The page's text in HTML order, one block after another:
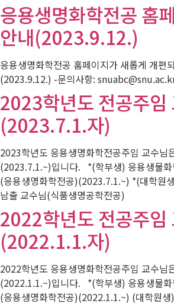
응용생명화학전공 홈
안내(2023.9.12.)
응용생명화학전공 홈페이지가 새롭게 개편
(2023.9.12.) -문의사항:
2023학년도 전공주임
(2023.7.1.자)
2023학년도 응용생명화학전공주임 교수님
(2023.7.1.~)입니다. *(학부생) 응용생물화
(응용생명화학전공)(2023.7.1.~) *(대학원
남출 교수님(식품생명공학전공)
2022학년도 전공주임
(2022.1.1.자)
2022학년도 응용생명화학전공주임 교수님
(2022.1.1.~)입니다. *(학부생) 응용생물화
(응용생명화학전공)(2022.1.1.~) (대학원생